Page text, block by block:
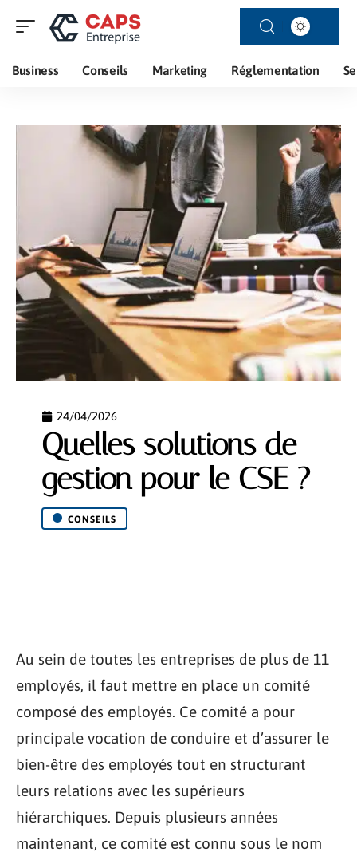
Business Conseils Marketing Réglementation
24/04/2026
Quelles solutions de
gestion pour le CSE ?
CONSEILS
Au sein de toutes les entreprises de plus de 11
employés, il faut mettre en place un comité
composé des employés. Ce comité a pour
principale vocation de conduire et d’assurer le
bien-être des employés tout en structurant
leurs relations avec les supérieurs
hiérarchiques. Depuis plusieurs années
maintenant, ce comité est connu sous le nom